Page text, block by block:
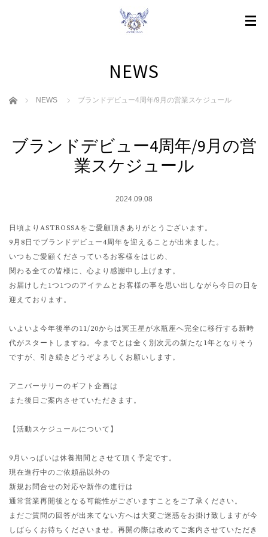
NEWS
ホーム NEWS ブランドデビュー4周年/9月の営業スケジュール
ブランドデビュー4周年/9月の営
業スケジュール
2024.09.08
日頃よりASTROSSAをご愛顧頂きありがとうございます。
9月8日でブランドデビュー4周年を迎えることが出来ました。
いつもご愛顧くださっているお客様をはじめ、
関わる全ての皆様に、心より感謝申し上げます。
お届けした1つ1つのアイテムとお客様の事を思い出しながら今日の日を
迎えております。
いよいよ今年後半の11/20からは冥王星が水瓶座へ完全に移行する新時
代がスタートしますね。今までとは全く別次元の新たな1年となりそう
ですが、引き続きどうぞよろしくお願いします。
アニバーサリーのギフト企画は
また後日ご案内させていただきます。
【活動スケジュールについて】
9月いっぱいは休養期間とさせて頂く予定です。
現在進行中のご依頼品以外の
新規お問合せの対応や新作の進行は
通常営業再開後となる可能性がございますことをご了承ください。
まだご質問の回答が出来てない方へは大変ご迷惑をお掛け致しますが今
しばらくお待ちくださいませ。再開の際は改めてご案内させていただき